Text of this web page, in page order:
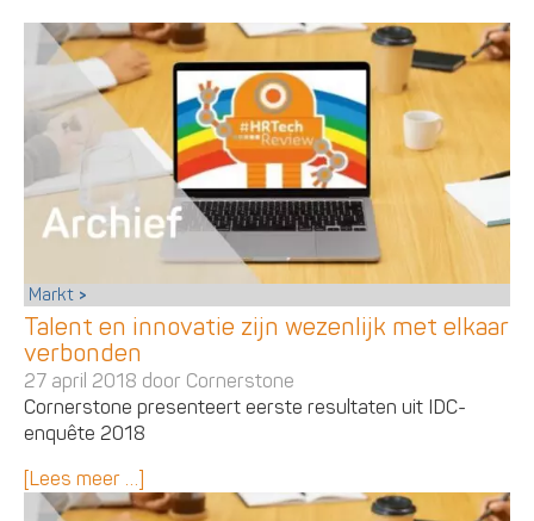
Markt
Talent en innovatie zijn wezenlijk met elkaar
verbonden
27 april 2018 door Cornerstone
Cornerstone presenteert eerste resultaten uit IDC-
enquête 2018
[Lees meer …]